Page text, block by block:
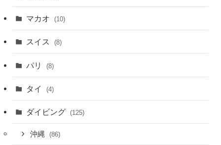
マカオ (10)
スイス (8)
パリ (8)
タイ (4)
ダイビング (125)
沖縄 (86)